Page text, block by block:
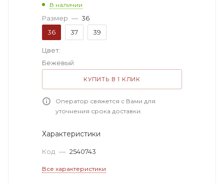
В наличии
Размер — 36
36
37 39
Цвет:
Бежевый
КУПИТЬ В 1 КЛИК
Оператор свяжется с Вами для
уточнения срока доставки.
Характеристики
Код — 2540743
Все характеристики